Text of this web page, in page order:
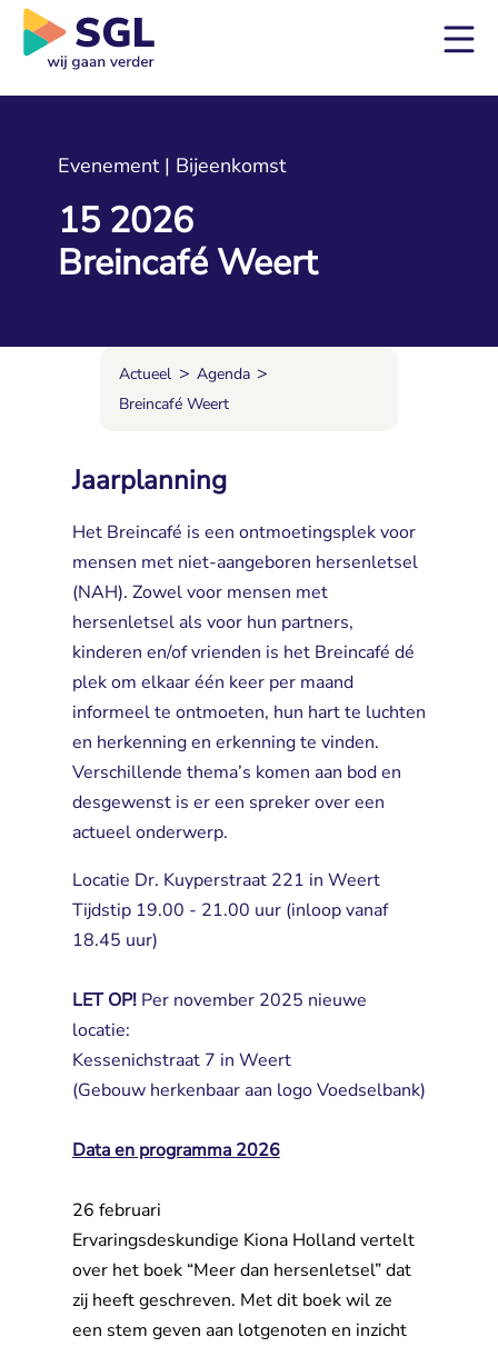
Evenement | Bijeenkomst
15 2026
Breincafé Weert
Actueel > Agenda >
Breincafé Weert
Jaarplanning
Het Breincafé is een ontmoetingsplek voor
mensen met niet-aangeboren hersenletsel
(NAH). Zowel voor mensen met
hersenletsel als voor hun partners,
kinderen en/of vrienden is het Breincafé dé
plek om elkaar één keer per maand
informeel te ontmoeten, hun hart te luchten
en herkenning en erkenning te vinden.
Verschillende thema’s komen aan bod en
desgewenst is er een spreker over een
actueel onderwerp.
Locatie Dr. Kuyperstraat 221 in Weert
Tijdstip 19.00 - 21.00 uur (inloop vanaf
18.45 uur)
LET OP! Per november 2025 nieuwe
locatie:
Kessenichstraat 7 in Weert
(Gebouw herkenbaar aan logo Voedselbank)
Data en programma 2026
26 februari
Ervaringsdeskundige Kiona Holland vertelt
over het boek “Meer dan hersenletsel” dat
zij heeft geschreven. Met dit boek wil ze
een stem geven aan lotgenoten en inzicht